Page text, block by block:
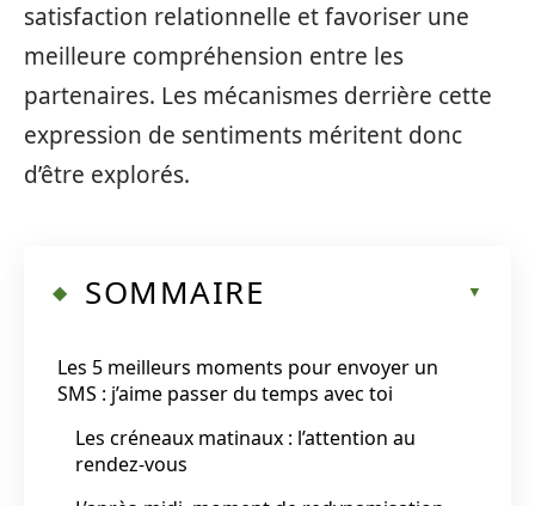
satisfaction relationnelle et favoriser une
meilleure compréhension entre les
partenaires. Les mécanismes derrière cette
expression de sentiments méritent donc
d’être explorés.
SOMMAIRE
Les 5 meilleurs moments pour envoyer un
SMS : j’aime passer du temps avec toi
Les créneaux matinaux : l’attention au
rendez-vous